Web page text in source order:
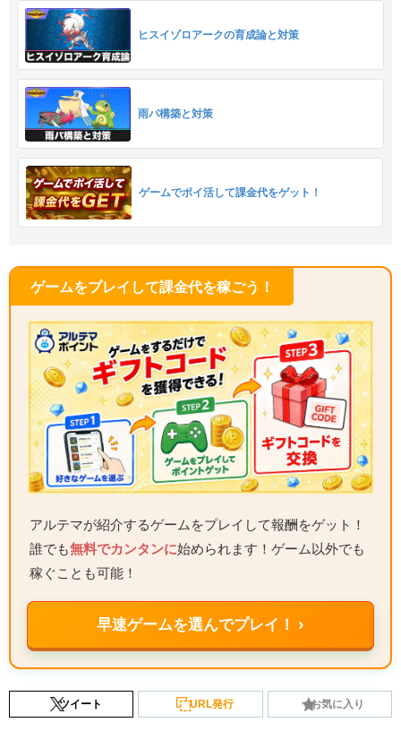
ヒスイゾロアークの育成論と対策
雨パ構築と対策
ゲームでポイ活して課金代をゲット！
ゲームをプレイして課金代を稼ごう！
アルテマが紹介するゲームをプレイして報酬をゲット！
誰でも無料でカンタンに始められます！ゲーム以外でも
稼ぐことも可能！
早速ゲームを選んでプレイ！ ›
ツイート URL発行 お気に入り